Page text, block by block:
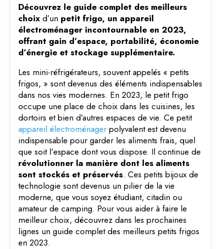
Découvrez le guide complet des meilleurs
choix d’un petit frigo, un appareil
électroménager incontournable en 2023,
offrant gain d’espace, portabilité, économie
d’énergie et stockage supplémentaire.
Les mini-réfrigérateurs, souvent appelés « petits
frigos, » sont devenus des éléments indispensables
dans nos vies modernes. En 2023, le petit frigo
occupe une place de choix dans les cuisines, les
dortoirs et bien d’autres espaces de vie. Ce petit
appareil électroménager polyvalent est devenu
indispensable pour garder les aliments frais, quel
que soit l’espace dont vous dispose. Il continue de
révolutionner la manière dont les aliments
sont stockés et préservés. Ces petits bijoux de
technologie sont devenus un pilier de la vie
moderne, que vous soyez étudiant, citadin ou
amateur de camping. Pour vous aider à faire le
meilleur choix, découvrez dans les prochaines
lignes un guide complet des meilleurs petits frigos
en 2023.